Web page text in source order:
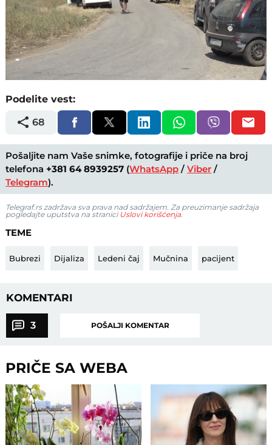
Unmute
100.00%
Podelite vest:
68
Pošaljite nam Vaše snimke, fotografije i priče na broj
telefona +381 64 8939257 (WhatsApp /Viber /
Telegram).
Telegraf.rs zadržava sva prava nad sadržajem. Za preuzimanje sadržaja
pogledajte uputstva na stranici Uslovi korišćenja.
TEME
Bubrezi Dijaliza Ledeni čaj Mučnina pacijent
KOMENTARI
3 POŠALJI KOMENTAR
PRIČE SA WEBA